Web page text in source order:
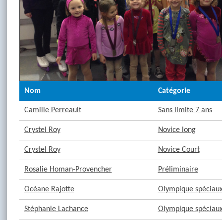
Nom Catégorie
Camille Perreault Sans limite 7 ans
Crystel Roy Novice long
Crystel Roy Novice Court
Rosalie Homan-Provencher Préliminaire
Océane Rajotte Olympique
Stéphanie Lachance Olympique